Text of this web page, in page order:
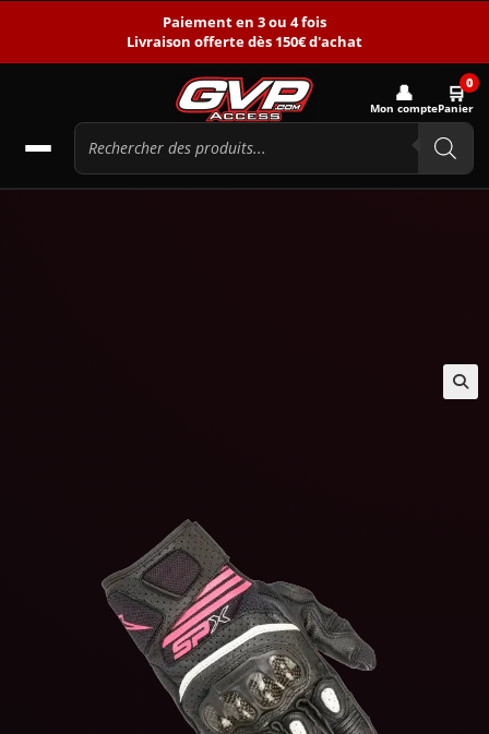
Paiement en 3 ou 4 fois
Livraison offerte dès 150€ d'achat
👤
Mon compte
🛒0
Panier